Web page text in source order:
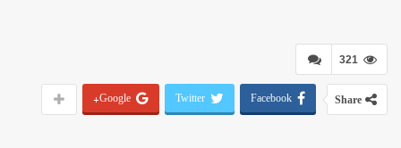
321
Share
Facebook
Twitter
Google+